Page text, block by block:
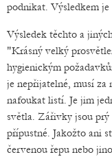
podnikat. Výsledkem je
Výsledek těchto a
"Krásný velký
hygienickým
je nepřijatelné, musí
nafoukat listí. Je jim
světla. Zářivky jsou
přípustné. Jakožto ani
červenou řepu nebo